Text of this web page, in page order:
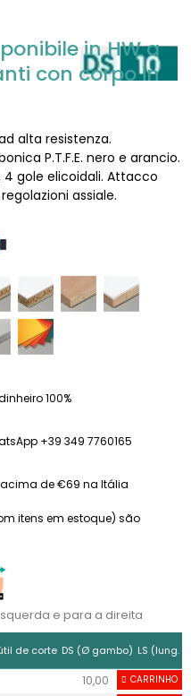
in HW a
con corpo in
alta resistenza.
P.T.F.E. nero e arancio.
4 gole elicoidali. Attacco
assiale.
100%
+39 349 7760165
acima de €69 na Itália
itens em estoque) são
e para a direita
de corte DS (Ø gambo) LS (lung.
10,00 25
CARRINHO